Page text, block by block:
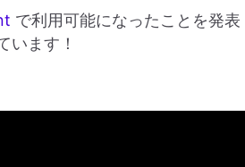
で利用可能になったことを発表
います！